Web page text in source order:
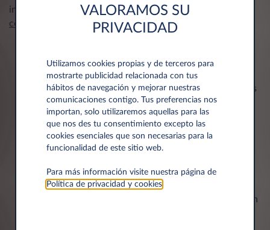
indicaciones que para la conducción eficiente
conducción de vehículos eléctricos
aprovechar al máximo el rango de autonomía de la
batería y hacer funcionar el coche en modalidad
eléctrica, además de aprovechar las desaceleraciones
para que la batería se recargue.
Viajar con poca cargao repartir las cargas de forma
bien equilibrada.
Utilizar lasmodalidades de conducción
gestionar de la forma más eficiente posible las
modalidades eléctrica y térmica.
en
VALORAMOS SU
PRIVACIDAD
Utilizamos cookies propias y de terceros para
mostrarte publicidad relacionada con tus
hábitos de navegación y mejorar nuestras
comunicaciones contigo. Tus preferencias nos
importan, solo utilizaremos aquellas para las
que nos des tu consentimiento excepto las
cookies esenciales que son necesarias para la
funcionalidad de este sitio web.
Para más información visite nuestra página de
Política de privacidad y cookies.